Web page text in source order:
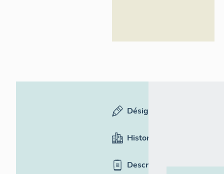
Désignation
Historique
Description